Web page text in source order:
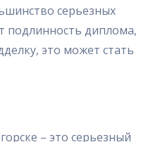
серьезных
подлинность диплома,
это может стать
– это серьезный